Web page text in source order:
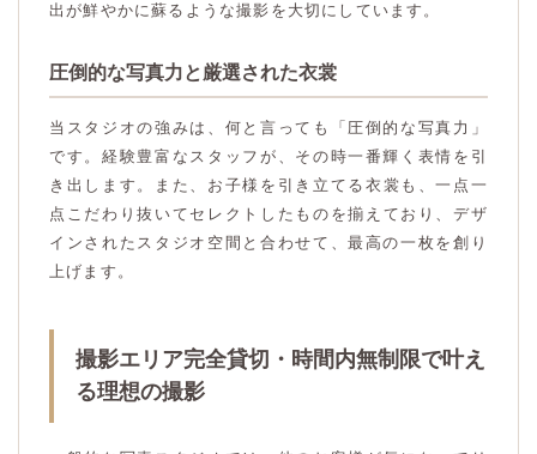
出が鮮やかに蘇るような撮影を大切にしています。
圧倒的な写真力と厳選された衣裳
当スタジオの強みは、何と言っても「圧倒的な写真力」
です。経験豊富なスタッフが、その時一番輝く表情を引
き出します。また、お子様を引き立てる衣裳も、一点一
点こだわり抜いてセレクトしたものを揃えており、デザ
インされたスタジオ空間と合わせて、最高の一枚を創り
上げます。
撮影エリア完全貸切・時間内無制限で叶え
る理想の撮影